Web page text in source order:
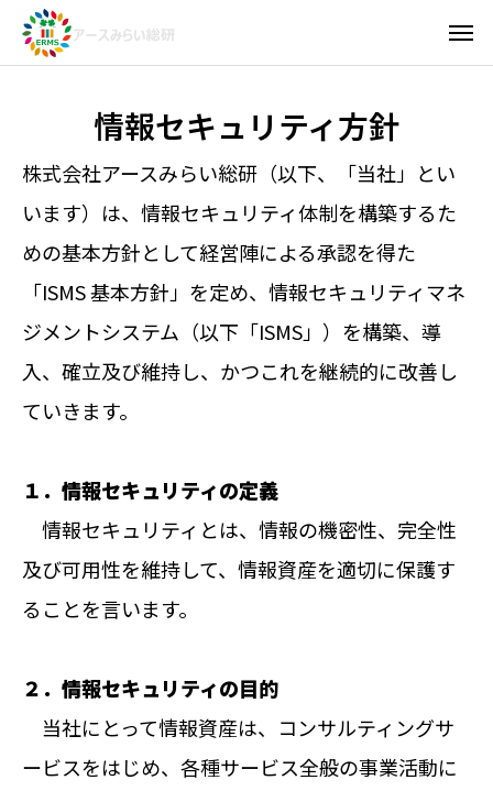
情報セキュリティ方針
株式会社アースみらい総研（以下、「当社」とい
います）は、情報セキュリティ体制を構築するた
めの基本方針として経営陣による承認を得た
「ISMS 基本方針」を定め、情報セキュリティマネ
ジメントシステム（以下「ISMS」）を構築、導
入、確立及び維持し、かつこれを継続的に改善し
ていきます。
１．情報セキュリティの定義
情報セキュリティとは、情報の機密性、完全性
及び可用性を維持して、情報資産を適切に保護す
ることを言います。
２．情報セキュリティの目的
当社にとって情報資産は、コンサルティングサ
ービスをはじめ、各種サービス全般の事業活動に